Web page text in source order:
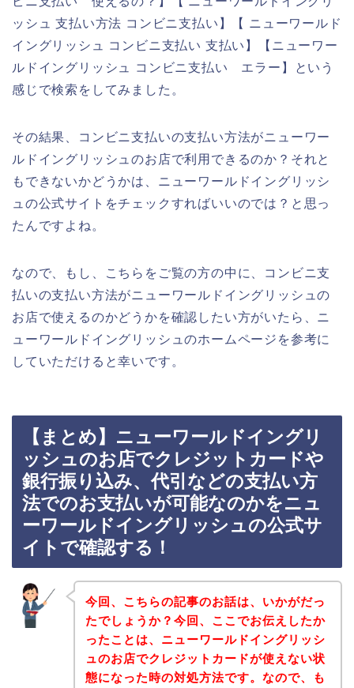
ッシュ 支払い方法 コンビニ支払い】【 ニューワールド
イングリッシュ コンビニ支払い 支払い】【ニューワー
ルドイングリッシュ コンビニ支払い エラー】という
感じで検索をしてみました。
その結果、コンビニ支払いの支払い方法がニューワー
ルドイングリッシュのお店で利用できるのか？それと
もできないかどうかは、ニューワールドイングリッシ
ュの公式サイトをチェックすればいいのでは？と思っ
たんですよね。
なので、もし、こちらをご覧の方の中に、コンビニ支
払いの支払い方法がニューワールドイングリッシュの
お店で使えるのかどうかを確認したい方がいたら、ニ
ューワールドイングリッシュのホームページを参考に
していただけると幸いです。
【まとめ】ニューワールドイングリ
ッシュのお店でクレジットカードや
銀行振り込み、代引などの支払い方
法でのお支払いが可能なのかをニュ
ーワールドイングリッシュの公式サ
イトで確認する！
今回、こちらの記事のお話は、いかがだっ
たでしょうか？今回、ここでお伝えしたか
ったことは、ニューワールドイングリッシ
ュのお店でクレジットカードが使えない状
態になった時の対処方法です。なので、も